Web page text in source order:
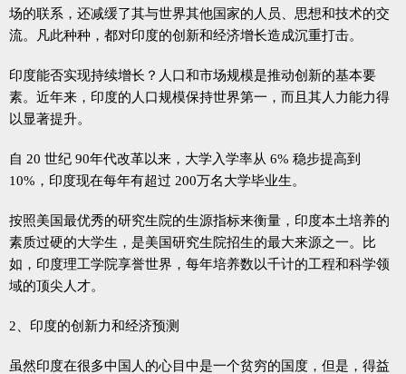
场的联系，还减缓了其与世界其他国家的人员、思想和技术的交
流。凡此种种，都对印度的创新和经济增长造成沉重打击。
印度能否实现持续增长？人口和市场规模是推动创新的基本要
素。近年来，印度的人口规模保持世界第一，而且其人力能力得
以显著提升。
自 20 世纪 90年代改革以来，大学入学率从 6% 稳步提高到
10%，印度现在每年有超过 200万名大学毕业生。
按照美国最优秀的研究生院的生源指标来衡量，印度本土培养的
素质过硬的大学生，是美国研究生院招生的最大来源之一。比
如，印度理工学院享誉世界，每年培养数以千计的工程和科学领
域的顶尖人才。
2、印度的创新力和经济预测
虽然印度在很多中国人的心目中是一个贫穷的国度，但是，得益